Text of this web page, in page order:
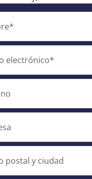
electrónico*
postal y ciudad